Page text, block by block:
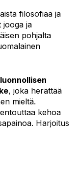
filosofiaa ja
jooga ja
pohjalta
, joka herättää
mieltä.
kehoa
Harjoitus